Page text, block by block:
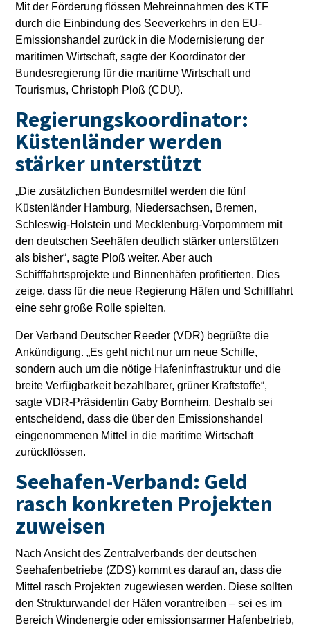
Mit der Förderung flössen Mehreinnahmen des KTF
durch die Einbindung des Seeverkehrs in den EU-
Emissionshandel zurück in die Modernisierung der
maritimen Wirtschaft, sagte der Koordinator der
Bundesregierung für die maritime Wirtschaft und
Tourismus, Christoph Ploß (CDU).
Regierungskoordinator:
Küstenländer werden
stärker unterstützt
„Die zusätzlichen Bundesmittel werden die fünf
Küstenländer Hamburg, Niedersachsen, Bremen,
Schleswig-Holstein und Mecklenburg-Vorpommern mit
den deutschen Seehäfen deutlich stärker unterstützen
als bisher“, sagte Ploß weiter. Aber auch
Schifffahrtsprojekte und Binnenhäfen profitierten. Dies
zeige, dass für die neue Regierung Häfen und Schifffahrt
eine sehr große Rolle spielten.
Der Verband Deutscher Reeder (VDR) begrüßte die
Ankündigung. „Es geht nicht nur um neue Schiffe,
sondern auch um die nötige Hafeninfrastruktur und die
breite Verfügbarkeit bezahlbarer, grüner Kraftstoffe“,
sagte VDR-Präsidentin Gaby Bornheim. Deshalb sei
entscheidend, dass die über den Emissionshandel
eingenommenen Mittel in die maritime Wirtschaft
zurückflössen.
Seehafen-Verband: Geld
rasch konkreten Projekten
zuweisen
Nach Ansicht des Zentralverbands der deutschen
Seehafenbetriebe (ZDS) kommt es darauf an, dass die
Mittel rasch Projekten zugewiesen werden. Diese sollten
den Strukturwandel der Häfen vorantreiben – sei es im
Bereich Windenergie oder emissionsarmer Hafenbetrieb,